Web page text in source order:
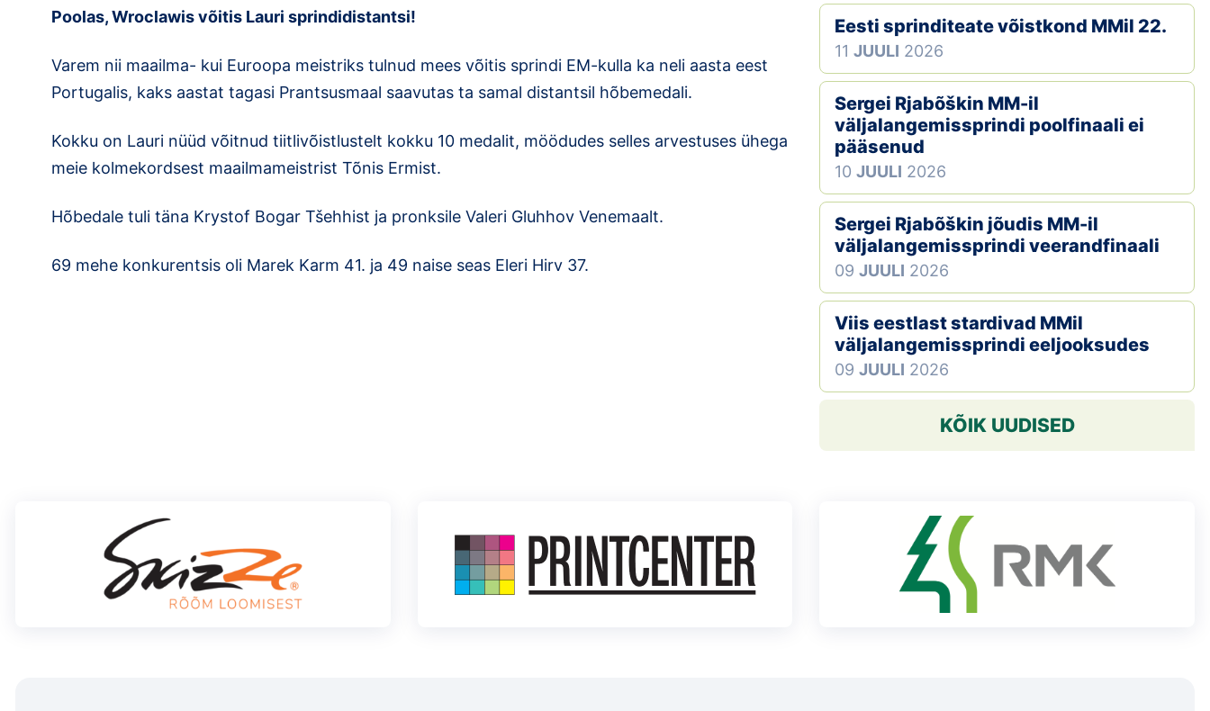
Püsirajad
Koolitused
Poolas, Wroclawis võitis Lauri sprindidistantsi!
Varem nii maailma- kui Euroopa meistriks tulnud mees võitis sprindi EM-kulla ka neli aasta eest
Portugalis, kaks aastat tagasi Prantsusmaal saavutas ta samal distantsil hõbemedali.
Kokku on Lauri nüüd võitnud tiitlivõistlustelt kokku 10 medalit, möödudes selles arvestuses ühega
meie kolmekordsest maailmameistrist Tõnis Ermist.
Hõbedale tuli täna Krystof Bogar Tšehhist ja pronksile Valeri Gluhhov Venemaalt.
69 mehe konkurentsis oli Marek Karm 41. ja 49 naise seas Eleri Hirv 37.
Eesti sprinditeate võistkond MMil 22.
11 JUULI 2026
Sergei Rjabõškin MM-il
väljalangemissprindi poolfinaali ei
pääsenud
10 JUULI 2026
Sergei Rjabõškin jõudis MM-il
väljalangemissprindi veerandfinaali
09 JUULI 2026
Viis eestlast stardivad MMil
väljalangemissprindi eeljooksudes
09 JUULI 2026
KÕIK UUDISED